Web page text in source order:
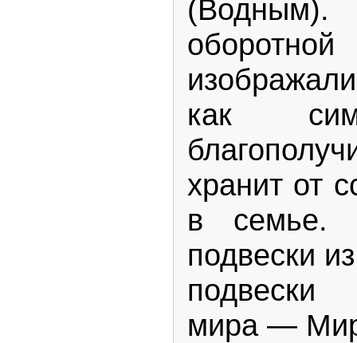
как
хранит от
в семье.
подвески
подвески
мира —